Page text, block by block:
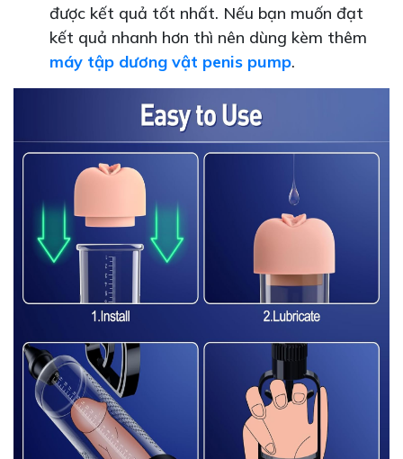
được kết quả tốt nhất. Nếu bạn muốn đạt
kết quả nhanh hơn thì nên dùng kèm thêm
máy tập dương vật penis pump.